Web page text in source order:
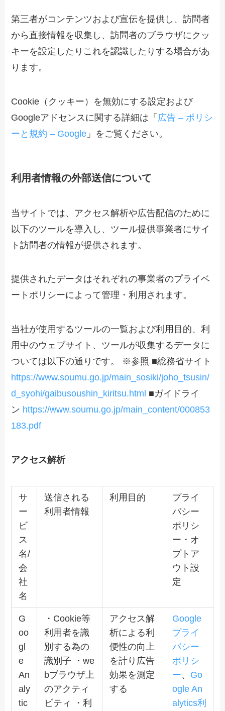
第三者がコンテンツおよび宣伝を提供し、訪問者
から直接情報を収集し、訪問者のブラウザにクッ
キーを設定したりこれを認識したりする場合があ
ります。
Cookie（クッキー）を無効にする設定および
Googleアドセンスに関する詳細は「 広告 – ポリシ
ーと規約 – Google 」をご覧ください。
利用者情報の外部送信について
当サイトでは、アクセス解析や広告配信のために
以下のツールを導入し、ツール提供事業者にサイ
ト訪問者の情報が提供されます。
提供されたデータはそれぞれの事業者のプライベ
ートポリシーによって管理・利用されます。
当社が使用するツールの一覧および利用目的、利
用中のウェブサイト、ツールが収集するデータに
ついては以下の通りです。 ※参照 ■総務省サイト
https://www.soumu.go.jp/main_sosiki/joho_tsusin/
d_syohi/gaibusoushin_kiritsu.html ■ガイドライ
ン https://www.soumu.go.jp/main_content/000853
183.pdf
アクセス解析
サ
ー
ビ
ス
名/
会
社
名
送信される
利用者情報
利用目的
プライ
バシー
ポリシ
ー・オ
プトア
ウト設
定
G
oo
gl
e
An
aly
tic
・Cookie等
利用者を識
別する為の
識別子 ・we
bブラウザ上
のアクティ
ビティ ・利
アクセス解
析による利
便性の向上
を計り広告
効果を測定
する
Google
プライ
バシー
ポリシ
ー、 Go
ogle An
alytics利